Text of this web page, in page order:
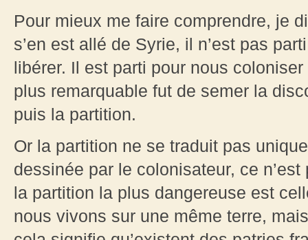
Pour mieux me faire comprendre, je
s’en est allé de Syrie, il n’est pas
libérer. Il est parti pour nous
plus remarquable fut de semer la
puis la partition.
Or la partition ne se traduit pas
dessinée par le colonisateur, ce
la partition la plus dangereuse est
nous vivons sur une même terre,